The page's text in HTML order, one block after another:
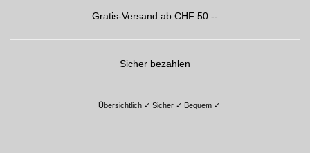
Gratis-Versand ab CHF 50.--
Sicher bezahlen
Übersichtlich ✓ Sicher ✓ Bequem ✓